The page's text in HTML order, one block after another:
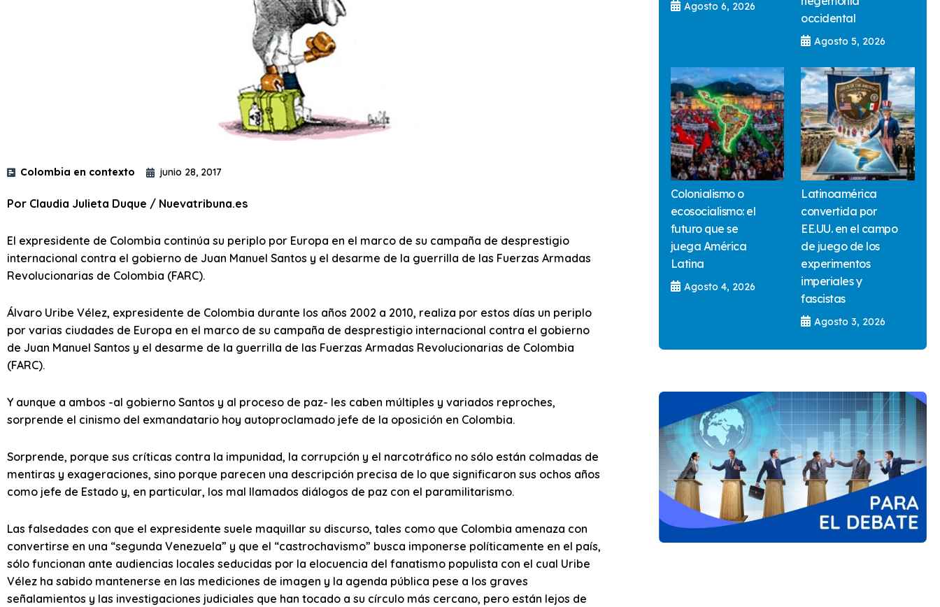
Colombia en contexto junio 28, 2017
Por Claudia Julieta Duque / Nuevatribuna.es
El expresidente de Colombia continúa su periplo por Europa en el marco de su campaña de desprestigio
internacional contra el gobierno de Juan Manuel Santos y el desarme de la guerrilla de las Fuerzas Armadas
Revolucionarias de Colombia (FARC).
Álvaro Uribe Vélez, expresidente de Colombia durante los años 2002 a 2010, realiza por estos días un periplo
por varias ciudades de Europa en el marco de su campaña de desprestigio internacional contra el gobierno
de Juan Manuel Santos y el desarme de la guerrilla de las Fuerzas Armadas Revolucionarias de Colombia
(FARC).
Y aunque a ambos -al gobierno Santos y al proceso de paz- les caben múltiples y variados reproches,
sorprende el cinismo del exmandatario hoy autoproclamado jefe de la oposición en Colombia.
Sorprende, porque sus críticas contra la impunidad, la corrupción y el narcotráfico no sólo están colmadas de
mentiras y exageraciones, sino porque parecen una descripción precisa de lo que significaron sus ochos años
como jefe de Estado y, en particular, los mal llamados diálogos de paz con el paramilitarismo.
Las falsedades con que el expresidente suele maquillar su discurso, tales como que Colombia amenaza con
convertirse en una “segunda Venezuela” y que el “castrochavismo” busca imponerse políticamente en el país,
sólo funcionan ante audiencias locales seducidas por la elocuencia del fanatismo populista con el cual Uribe
Vélez ha sabido mantenerse en las mediciones de imagen y la agenda pública pese a los graves
señalamientos y las investigaciones judiciales que han tocado a su círculo más cercano, pero están lejos de
Agosto 6, 2026
occidental
Agosto 5, 2026
Colonialismo o
ecosocialismo: el
futuro que se
juega América
Latina
Agosto 4, 2026
Latinoamérica
convertida por
EE.UU. en el campo
de juego de los
experimentos
imperiales y
fascistas
Agosto 3, 2026